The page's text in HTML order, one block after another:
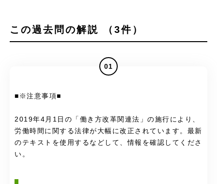
この過去問の解説 （3件）
01
■※注意事項■
2019年4月1日の「働き方改革関連法」の施行により、
労働時間に関する法律が大幅に改正されています。最新
のテキストを使用するなどして、情報を確認してくださ
い。